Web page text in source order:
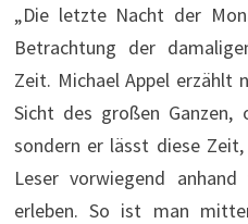
„Die letzte Nacht der
Betrachtung der
Zeit. Michael Appel erzählt
Sicht des großen Ganzen,
sondern er lässt diese
Leser vorwiegend
erleben. So ist man